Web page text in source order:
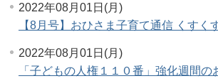
2022年08月01日(月)
【8月号】おひさま子育て通信 くすく
2022年08月01日(月)
「子どもの人権１１０番」強化週間の